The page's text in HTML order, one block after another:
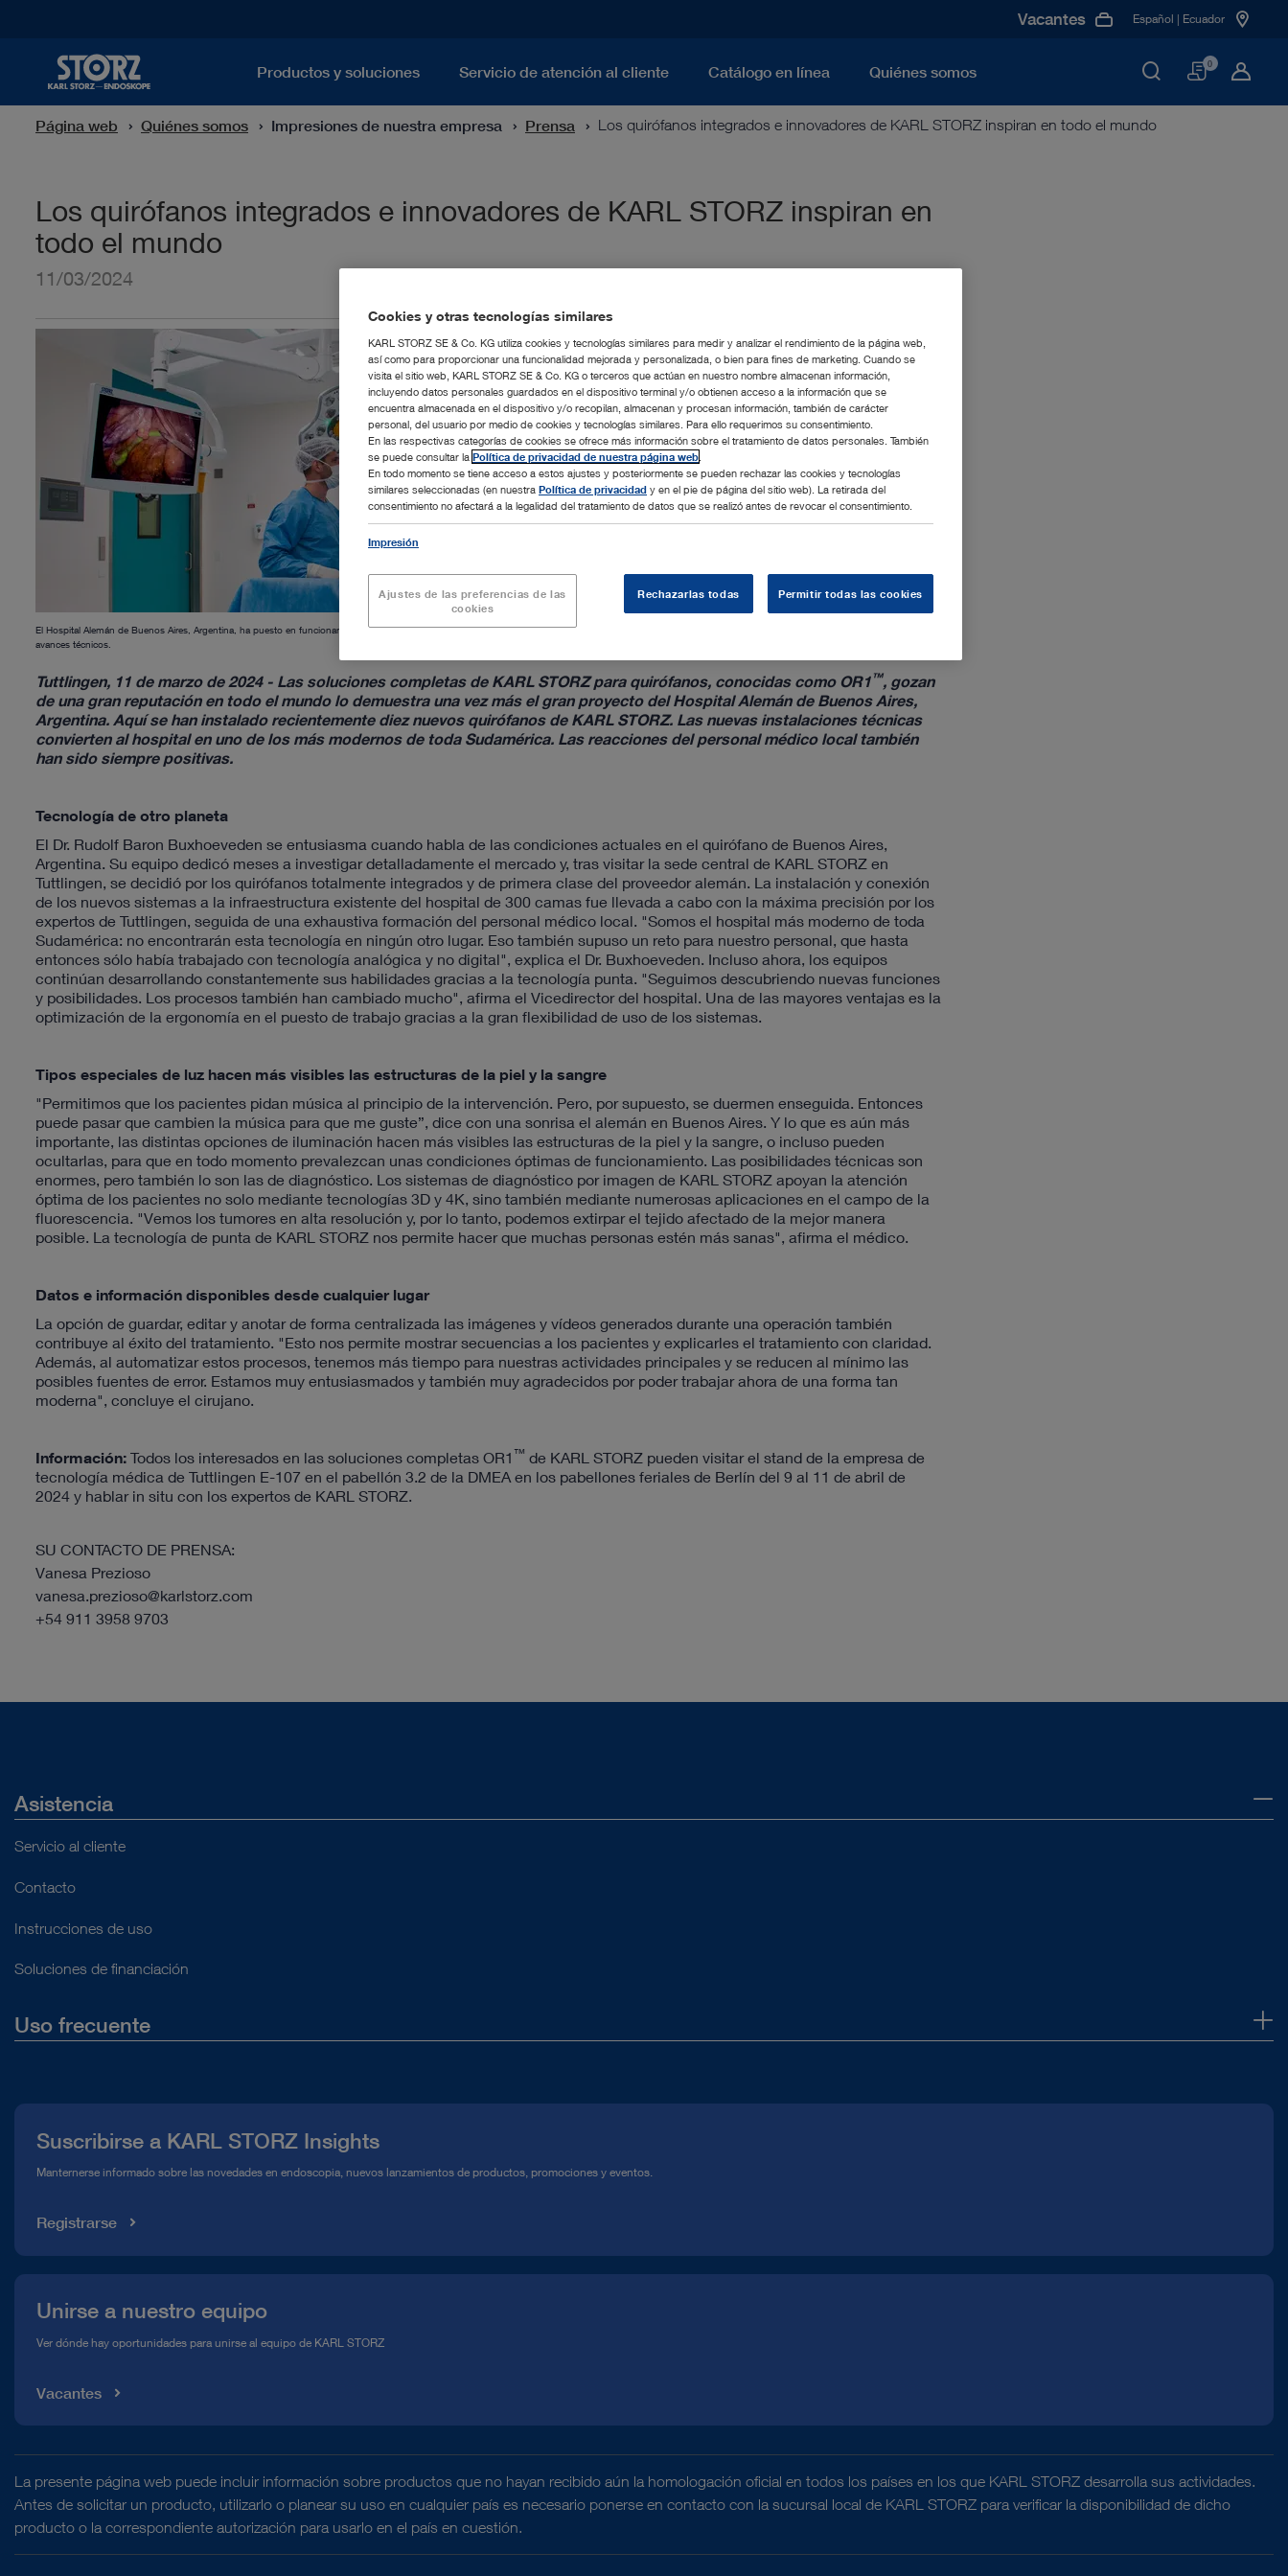
Productos y soluciones Servicio de atención al cliente Catálogo en línea Quiénes somos
Vacantes Español | Ecuador
Cesta
0
Página web Quiénes somos Impresiones de nuestra empresa Prensa Los quirófanos integrados e innovadores de KARL STORZ inspiran en todo el mundo
Los quirófanos integrados e innovadores de KARL STORZ inspiran en
todo el mundo
11/03/2024
El Hospital Alemán de Buenos Aires, Argentina, ha puesto en funcionamiento diez instalaciones de quirófano de última generación totalmente conectadas en red de KARL STORZ y está encantado con los
avances técnicos.
Tuttlingen, 11 de marzo de 2024 - Las soluciones completas de KARL STORZ para quirófanos, conocidas como OR1™, gozan
de una gran reputación en todo el mundo lo demuestra una vez más el gran proyecto del Hospital Alemán de Buenos Aires,
Argentina. Aquí se han instalado recientemente diez nuevos quirófanos de KARL STORZ. Las nuevas instalaciones técnicas
convierten al hospital en uno de los más modernos de toda Sudamérica. Las reacciones del personal médico local también
han sido siempre positivas.
Tecnología de otro planeta
El Dr. Rudolf Baron Buxhoeveden se entusiasma cuando habla de las condiciones actuales en el quirófano de Buenos Aires,
Argentina. Su equipo dedicó meses a investigar detalladamente el mercado y, tras visitar la sede central de KARL STORZ en
Tuttlingen, se decidió por los quirófanos totalmente integrados y de primera clase del proveedor alemán. La instalación y conexión
de los nuevos sistemas a la infraestructura existente del hospital de 300 camas fue llevada a cabo con la máxima precisión por los
expertos de Tuttlingen, seguida de una exhaustiva formación del personal médico local. "Somos el hospital más moderno de toda
Sudamérica: no encontrarán esta tecnología en ningún otro lugar. Eso también supuso un reto para nuestro personal, que hasta
entonces sólo había trabajado con tecnología analógica y no digital", explica el Dr. Buxhoeveden. Incluso ahora, los equipos
continúan desarrollando constantemente sus habilidades gracias a la tecnología punta. "Seguimos descubriendo nuevas funciones
y posibilidades. Los procesos también han cambiado mucho", afirma el Vicedirector del hospital. Una de las mayores ventajas es la
optimización de la ergonomía en el puesto de trabajo gracias a la gran flexibilidad de uso de los sistemas.
Tipos especiales de luz hacen más visibles las estructuras de la piel y la sangre
"Permitimos que los pacientes pidan música al principio de la intervención. Pero, por supuesto, se duermen enseguida. Entonces
puede pasar que cambien la música para que me guste”, dice con una sonrisa el alemán en Buenos Aires. Y lo que es aún más
importante, las distintas opciones de iluminación hacen más visibles las estructuras de la piel y la sangre, o incluso pueden
ocultarlas, para que en todo momento prevalezcan unas condiciones óptimas de funcionamiento. Las posibilidades técnicas son
enormes, pero también lo son las de diagnóstico. Los sistemas de diagnóstico por imagen de KARL STORZ apoyan la atención
óptima de los pacientes no solo mediante tecnologías 3D y 4K, sino también mediante numerosas aplicaciones en el campo de la
fluorescencia. "Vemos los tumores en alta resolución y, por lo tanto, podemos extirpar el tejido afectado de la mejor manera
posible. La tecnología de punta de KARL STORZ nos permite hacer que muchas personas estén más sanas", afirma el médico.
Datos e información disponibles desde cualquier lugar
La opción de guardar, editar y anotar de forma centralizada las imágenes y vídeos generados durante una operación también
contribuye al éxito del tratamiento. "Esto nos permite mostrar secuencias a los pacientes y explicarles el tratamiento con claridad.
Además, al automatizar estos procesos, tenemos más tiempo para nuestras actividades principales y se reducen al mínimo las
posibles fuentes de error. Estamos muy entusiasmados y también muy agradecidos por poder trabajar ahora de una forma tan
moderna", concluye el cirujano.
Información: Todos los interesados en las soluciones completas OR1 ™ de KARL STORZ pueden visitar el stand de la empresa de
tecnología médica de Tuttlingen E-107 en el pabellón 3.2 de la DMEA en los pabellones feriales de Berlín del 9 al 11 de abril de
2024 y hablar in situ con los expertos de KARL STORZ.
SU CONTACTO DE PRENSA:
Vanesa Prezioso
vanesa.prezioso@karlstorz.com
+54 911 3958 9703
Asistencia
Servicio al cliente
Contacto
Instrucciones de uso
Soluciones de financiación
Uso frecuente
Línea de atención para el Cumplimiento normativo (Hotline)
Suscribirse a KARL STORZ Insights
Manternerse informado sobre las novedades en endoscopia, nuevos lanzamientos de productos, promociones y eventos.
Registrarse
Unirse a nuestro equipo
Ver dónde hay oportunidades para unirse al equipo de KARL STORZ
Vacantes
La presente página web puede incluir información sobre productos que no hayan recibido aún la homologación oficial en todos los países en los que KARL STORZ desarrolla sus actividades.
Antes de solicitar un producto, utilizarlo o planear su uso en cualquier país es necesario ponerse en contacto con la sucursal local de KARL STORZ para verificar la disponibilidad de dicho
producto o la correspondiente autorización para usarlo en el país en cuestión.
Cookies y otras tecnologías similares
KARL STORZ SE & Co. KG utiliza cookies y tecnologías similares para medir y analizar el rendimiento de la página web,
así como para proporcionar una funcionalidad mejorada y personalizada, o bien para fines de marketing. Cuando se
visita el sitio web, KARL STORZ SE & Co. KG o terceros que actúan en nuestro nombre almacenan información,
incluyendo datos personales guardados en el dispositivo terminal y/o obtienen acceso a la información que se
encuentra almacenada en el dispositivo y/o recopilan, almacenan y procesan información, también de carácter
personal, del usuario por medio de cookies y tecnologías similares. Para ello requerimos su consentimiento.
En las respectivas categorías de cookies se ofrece más información sobre el tratamiento de datos personales. También
se puede consultar la Política de privacidad de nuestra página web
En todo momento se tiene acceso a estos ajustes y posteriormente se pueden rechazar las cookies y tecnologías
similares seleccionadas (en nuestra Política de privacidad y en el pie de página del sitio web). La retirada del
consentimiento no afectará a la legalidad del tratamiento de datos que se realizó antes de revocar el consentimiento.
Impresión
Ajustes de las preferencias de las
cookies
Rechazarlas todas Permitir todas las cookies